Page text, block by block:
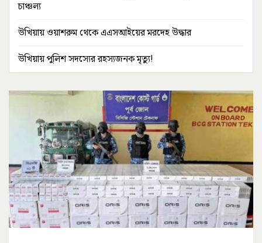
চাঞ্চল্য
উখিয়ায় ওয়াশরুম থেকে এএসআইয়ের মরদেহ উদ্ধার
উখিয়ায় পুলিশ সদস্যের রহস্যজনক মৃত্যু!